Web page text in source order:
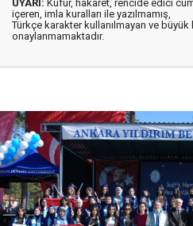
UYARI: Küfür, hakaret, rencide edici
içeren, imla kuralları ile yazılmamış,
Türkçe karakter kullanılmayan ve büyük
onaylanmamaktadır.